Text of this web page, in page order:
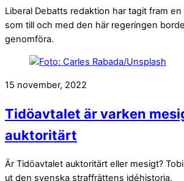
Liberal Debatts redaktion har tagit fram
som till och med den här regeringen
genomföra.
15 november, 2022
Tidöavtalet är varken
auktoritärt
Är Tidöavtalet auktoritärt eller mesigt?
ut den svenska straffrättens idéhistoria.